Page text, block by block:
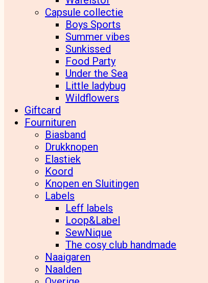
Capsule collectie
Boys Sports
Summer vibes
Sunkissed
Food Party
Under the Sea
Little ladybug
Wildflowers
Giftcard
Fournituren
Biasband
Drukknopen
Elastiek
Koord
Knopen en Sluitingen
Labels
Leff labels
Loop&Label
SewNique
The cosy club handmade
Naaigaren
Naalden